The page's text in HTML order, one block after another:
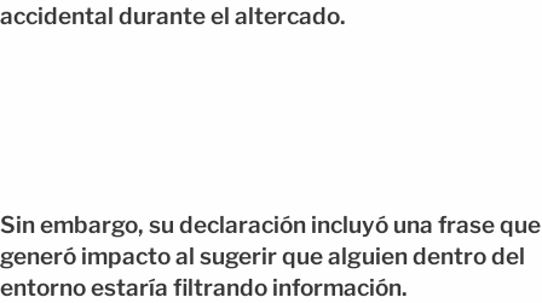
accidental durante el altercado.
Sin embargo, su declaración incluyó una frase que
generó impacto al sugerir que alguien dentro del
entorno estaría filtrando información.